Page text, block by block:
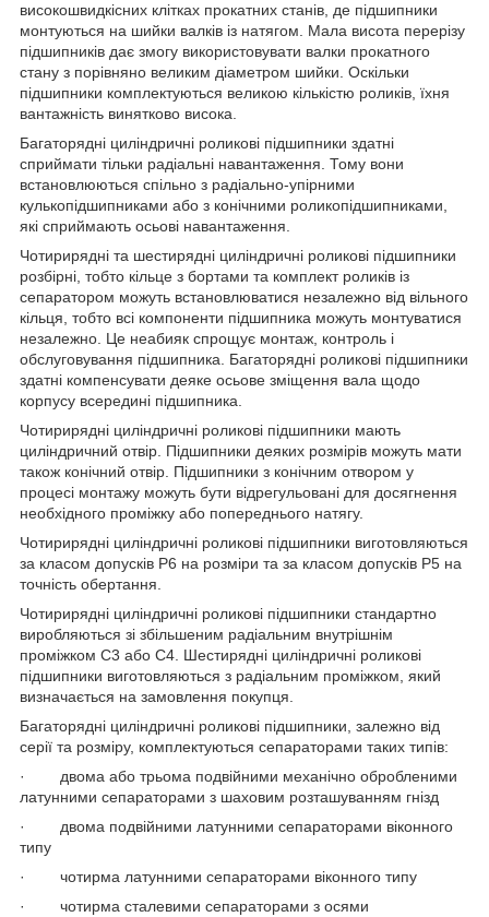
високошвидкісних клітках прокатних станів, де підшипники
монтуються на шийки валків із натягом. Мала висота перерізу
підшипників дає змогу використовувати валки прокатного
стану з порівняно великим діаметром шийки. Оскільки
підшипники комплектуються великою кількістю роликів, їхня
вантажність винятково висока.
Багаторядні циліндричні роликові підшипники здатні
сприймати тільки радіальні навантаження. Тому вони
встановлюються спільно з радіально-упірними
кулькопідшипниками або з конічними роликопідшипниками,
які сприймають осьові навантаження.
Чотирирядні та шестирядні циліндричні роликові підшипники
розбірні, тобто кільце з бортами та комплект роликів із
сепаратором можуть встановлюватися незалежно від вільного
кільця, тобто всі компоненти підшипника можуть монтуватися
незалежно. Це неабияк спрощує монтаж, контроль і
обслуговування підшипника. Багаторядні роликові підшипники
здатні компенсувати деяке осьове зміщення вала щодо
корпусу всередині підшипника.
Чотирирядні циліндричні роликові підшипники мають
циліндричний отвір. Підшипники деяких розмірів можуть мати
також конічний отвір. Підшипники з конічним отвором у
процесі монтажу можуть бути відрегульовані для досягнення
необхідного проміжку або попереднього натягу.
Чотирирядні циліндричні роликові підшипники виготовляються
за класом допусків P6 на розміри та за класом допусків P5 на
точність обертання.
Чотирирядні циліндричні роликові підшипники стандартно
виробляються зі збільшеним радіальним внутрішнім
проміжком C3 або C4. Шестирядні циліндричні роликові
підшипники виготовляються з радіальним проміжком, який
визначається на замовлення покупця.
Багаторядні циліндричні роликові підшипники, залежно від
серії та розміру, комплектуються сепараторами таких типів:
· двома або трьома подвійними механічно обробленими
латунними сепараторами з шаховим розташуванням гнізд
· двома подвійними латунними сепараторами віконного
типу
· чотирма латунними сепараторами віконного типу
· чотирма сталевими сепараторами з осями